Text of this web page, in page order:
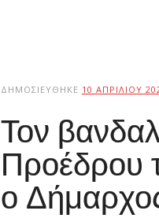
ΔΗΜΟΣΙΕΎΘΗΚΕ 10 ΑΠΡΙΛΊΟΥ
Τον
Προέδρου
ο